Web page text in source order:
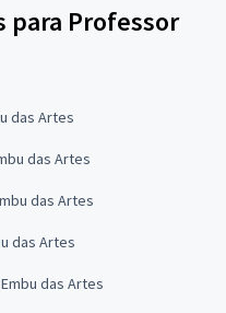
para Professor
das Artes
das Artes
das Artes
das Artes
das Artes